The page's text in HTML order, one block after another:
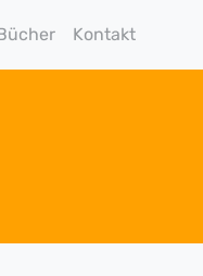
Kontakt